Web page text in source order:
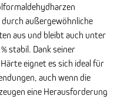
außergewöhnliche
aus und bleibt auch unter
stabil. Dank seiner
eignet es sich ideal für
auch wenn die
eine Herausforderung